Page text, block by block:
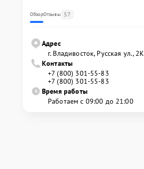
ОбзорОтзывы 57
Адрес
г. Владивосток, Русская ул., 2К
Контакты
+7 (800) 301-55-83
+7 (800) 301-55-83
Время работы
Работаем с 09:00 до 21:00